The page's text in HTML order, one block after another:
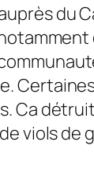
du
viols